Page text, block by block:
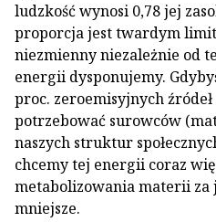
ludzkość wynosi 0,78 jej
proporcja jest twardym
niezmienny niezależnie od
energii dysponujemy.
proc. zeroemisyjnych
potrzebować surowców
naszych struktur
chcemy tej energii coraz
metabolizowania materii za
mniejsze.